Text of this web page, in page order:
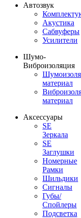
Автозвук
Акустика
Сабвуферы
Усилители
Шумо-
Виброизоляция
материал
материал
Аксессуары
SE
Зеркала
SE
Заглушки
Номерные
Рамки
Шильдики
Сигналы
Губы/
Спойлеры
Подсветка